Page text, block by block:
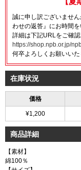
誠に申し訳ございませ
わせの返答』にお時間を
詳細は下記URLをご確認
https://shop.npb.or.jp/
何卒よろしくお願いいた
在庫状況
価格
¥1,200
商品詳細
【素材】
綿100％